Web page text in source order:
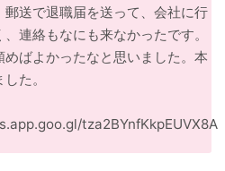
郵送で退職届を送って、会社に行
、連絡もなにも来なかったです。
めばよかったなと思いました。本
た。
tza2BYnfKkpEUVX8A